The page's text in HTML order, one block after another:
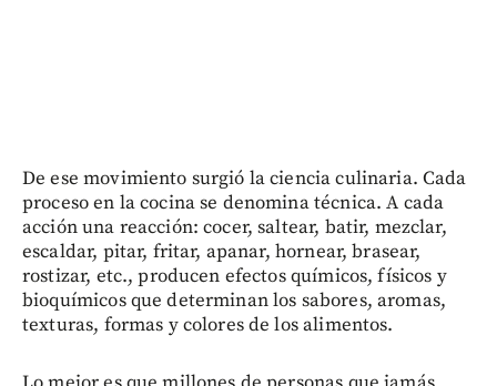
De ese movimiento surgió la ciencia culinaria. Cada
proceso en la cocina se denomina técnica. A cada
acción una reacción: cocer, saltear, batir, mezclar,
escaldar, pitar, fritar, apanar, hornear, brasear,
rostizar, etc., producen efectos químicos, físicos y
bioquímicos que determinan los sabores, aromas,
texturas, formas y colores de los alimentos.